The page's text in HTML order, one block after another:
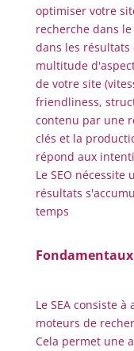
optimiser votre
recherche dans
dans les résultats
multitude
de votre site
friendliness,
contenu par une
clés et la
répond aux
Le SEO
résultats
temps
Fondamentaux
Le SEA consiste
moteurs de
Cela permet une